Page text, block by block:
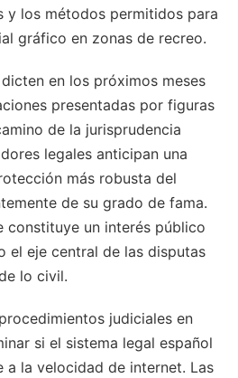
y los métodos permitidos para
gráfico en zonas de recreo.
en los próximos meses
presentadas por figuras
de la jurisprudencia
legales anticipan una
más robusta del
de su grado de fama.
constituye un interés público
el eje central de las disputas
lo civil.
judiciales en
si el sistema legal español
a la velocidad de internet. Las